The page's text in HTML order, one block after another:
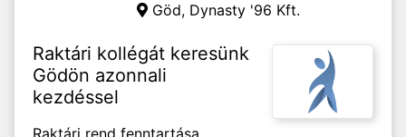
Göd, Dynasty '96 Kft.
Raktári kollégát keresünk
Gödön azonnali
kezdéssel
Raktári rend fenntartása